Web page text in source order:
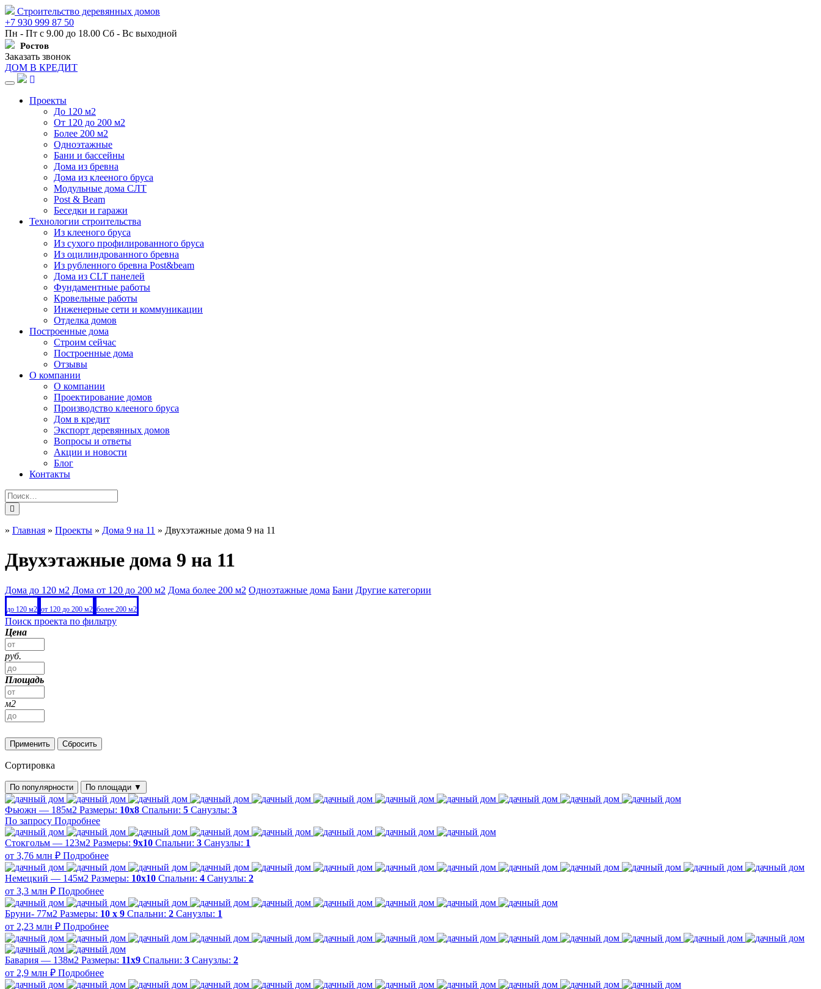
Строительство деревянных домов
+7 930 999 87 50
Пн - Пт с 9.00 до 18.00 Сб - Вс выходной
Ростов
Заказать звонок
ДОМ В КРЕДИТ
Навигация
Проекты
До 120 м2
От 120 до 200 м2
Более 200 м2
Одноэтажные
Бани и бассейны
Дома из бревна
Дома из клееного бруса
Модульные дома СЛТ
Post & Beam
Беседки и гаражи
Технологии строительства
Из клееного бруса
Из сухого профилированного бруса
Из оцилиндрованного бревна
Из рубленного бревна Post&beam
Дома из CLT панелей
Фундаментные работы
Кровельные работы
Инженерные сети и коммуникации
Отделка домов
Построенные дома
Строим сейчас
Построенные дома
Отзывы
О компании
О компании
Проектирование домов
Производство клееного бруса
Дом в кредит
Экспорт деревянных домов
Вопросы и ответы
Акции и новости
Блог
Контакты
» Главная » Проекты » Дома 9 на 11 » Двухэтажные дома 9 на 11
Двухэтажные дома 9 на 11
Дома до 120 м2 Дома от 120 до 200 м2 Дома более 200 м2 Одноэтажные дома Бани Другие категории
до 120 м2 от 120 до 200 м2 более 200 м2
Поиск проекта по фильтру
Цена
руб.
Площадь
м2
Применить Сбросить
Сортировка
По популярности По площади ▼
Фьюжн — 185м2 Размеры: 10х8 Спальни: 5 Санузлы: 3
По запросу Подробнее
Стокгольм — 123м2 Размеры: 9х10 Спальни: 3 Санузлы: 1
от 3,76 млн ₽ Подробнее
Немецкий — 145м2 Размеры: 10х10 Спальни: 4 Санузлы: 2
от 3,3 млн ₽ Подробнее
Бруни- 77м2 Размеры: 10 х 9 Спальни: 2 Санузлы: 1
от 2,23 млн ₽ Подробнее
Бавария — 138м2 Размеры: 11х9 Спальни: 3 Санузлы: 2
от 2,9 млн ₽ Подробнее